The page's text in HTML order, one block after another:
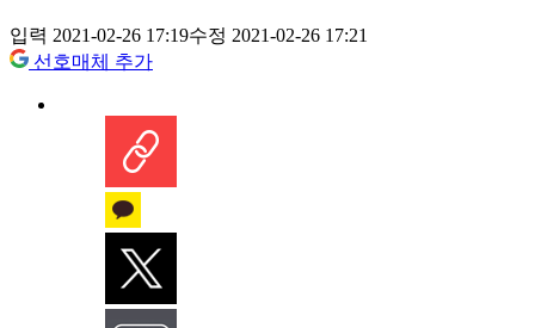
입력 2021-02-26 17:19수정 2021-02-26 17:21
선호매체 추가